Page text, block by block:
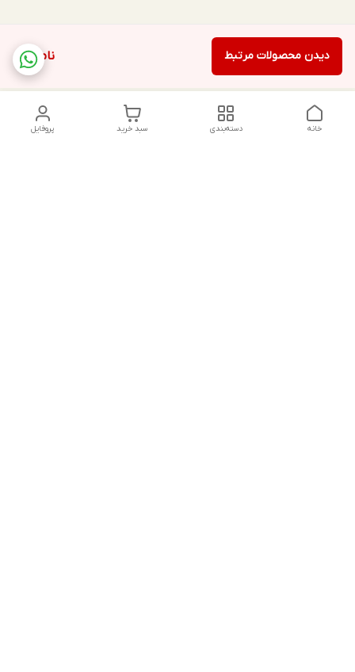
ناموجود دیدن محصولات مرتبط
پروفایل سبد خرید دسته‌بندی خانه